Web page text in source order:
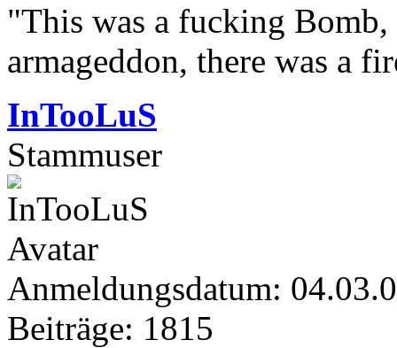
"This was a fucking Bomb,
armageddon, there was a
InTooLuS
Stammuser
Anmeldungsdatum:
Beiträge: 1815